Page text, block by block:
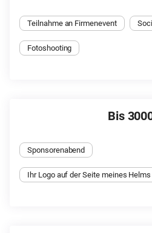
Teilnahme an Firmenevent
Fotoshooting
Bis
Sponsorenabend
Ihr Logo auf der Seite meines